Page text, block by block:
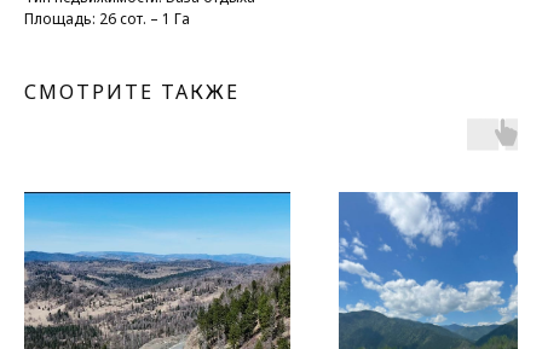
Площадь: 26 сот. – 1 Га
СМОТРИТЕ ТАКЖЕ